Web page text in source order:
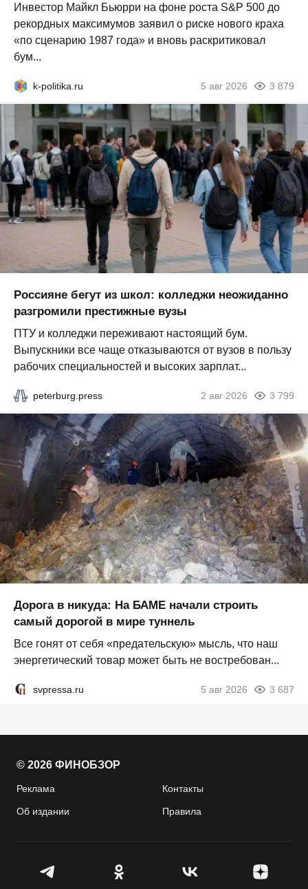
Инвестор Майкл Бьюрри на фоне роста S&P 500 до
рекордных максимумов заявил о риске нового краха
«по сценарию 1987 года» и вновь раскритиковал
бум...
k-politika.ru 5 авг 2026 3 879
Россияне бегут из школ: колледжи неожиданно
разгромили престижные вузы
ПТУ и колледжи переживают настоящий бум.
Выпускники все чаще отказываются от вузов в пользу
рабочих специальностей и высоких зарплат...
peterburg.press 2 авг 2026 3 799
Дорога в никуда: На БАМЕ начали строить
самый дорогой в мире туннель
Все гонят от себя «предательскую» мысль, что наш
энергетический товар может быть не востребован...
svpressa.ru 5 авг 2026 3 687
© 2026 ФИНОБЗОР
Реклама Контакты
Об издании Правила